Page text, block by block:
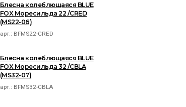
Блесна колеблющаяся BLUE
FOX Моресильда 22 /CRED
(MS22-06)
арт.: BFMS22-CRED
Блесна колеблющаяся BLUE
FOX Моресильда 32 /CBLA
(MS32-07)
арт.: BFMS32-CBLA